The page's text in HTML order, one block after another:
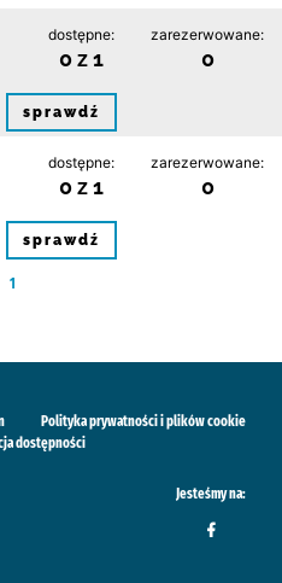
dostępne:
0 z 1
zarezerwowane:
0
sprawdź
dostępne:
0 z 1
zarezerwowane:
0
sprawdź
1
Polityka prywatności i plików cookie
dostępności
Jesteśmy na: